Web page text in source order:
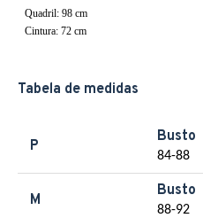
Quadril: 98 cm
Cintura: 72 cm
Tabela de medidas
P
Busto
84-88
M
Busto
88-92